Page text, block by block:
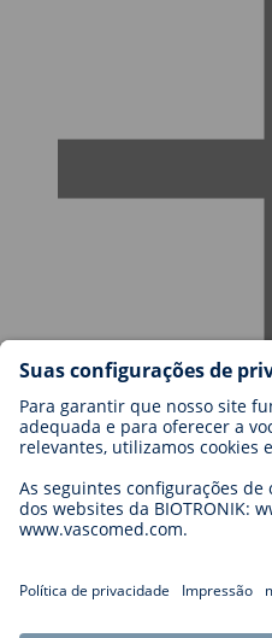
Carreiras na
Níveis de carreira
Candidatura
Oportunidades de
Cookie Settings